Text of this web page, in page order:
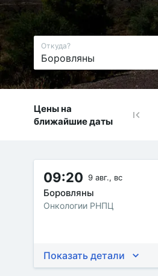
Откуда?
Цены на
ближайшие даты
09:20 9 авг., вс
Боровляны
Онкологии РНПЦ
Показать детали